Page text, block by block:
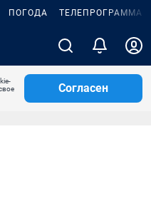
ПОГОДА ТЕЛЕПРОГРАММА
Согласен